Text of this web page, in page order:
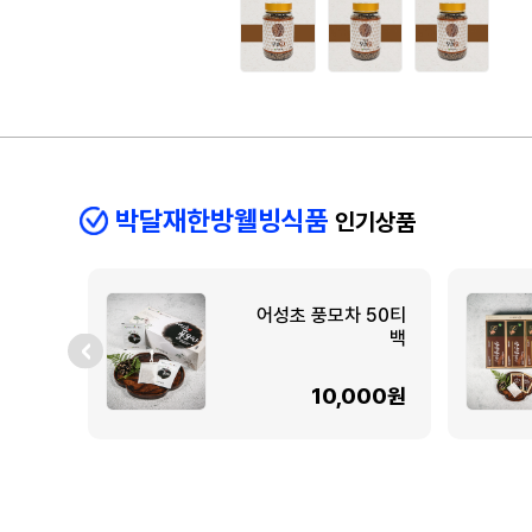
박달재한방웰빙식품 인기상품
어성초 풍모차 50티
백
10,000원